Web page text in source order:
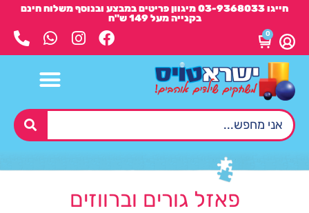
חייגו 03-9368033 מיגוון פריטים במבצע ובנוסף משלוח חינם
בקנייה מעל 149 ש"ח
0
פאזל גורים וברווזים